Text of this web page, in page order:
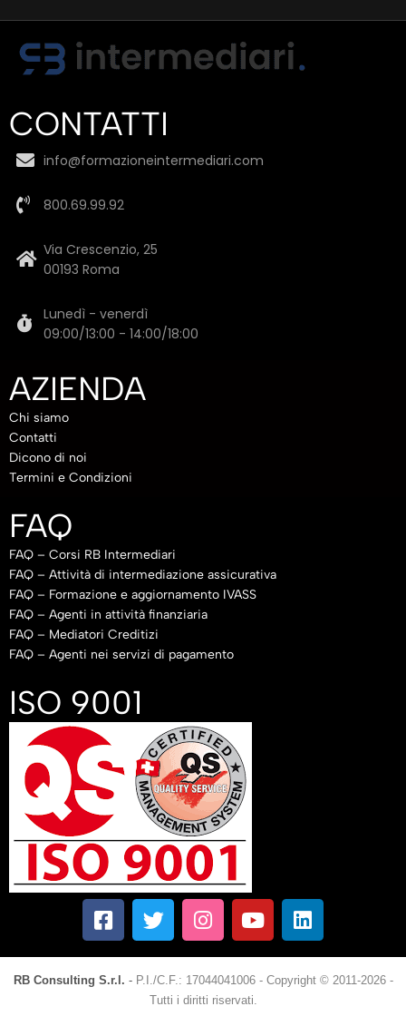
CONTATTI
info@formazioneintermediari.com
800.69.99.92
Via Crescenzio, 25
00193 Roma
Lunedì - venerdì
09:00/13:00 - 14:00/18:00
AZIENDA
Chi siamo
Contatti
Dicono di noi
Termini e Condizioni
FAQ
FAQ – Corsi RB Intermediari
FAQ – Attività di intermediazione assicurativa
FAQ – Formazione e aggiornamento IVASS
FAQ – Agenti in attività finanziaria
FAQ – Mediatori Creditizi
FAQ – Agenti nei servizi di pagamento
ISO 9001
RB Consulting S.r.l. - P.I./C.F.: 17044041006 - Copyright © 2011-2026 -
Tutti i diritti riservati.